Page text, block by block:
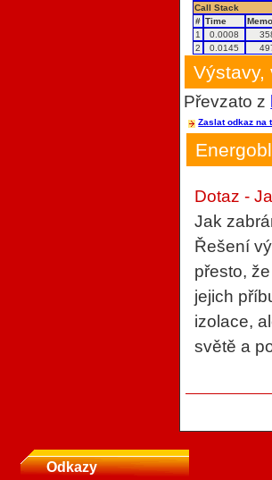
Call Stack
# Time
1
0.0008
2
0.0145
Výstavy,
Převzato z
Zaslat odkaz na
Dotaz -
Jak
Řešení
přesto,
jejich
izolace,
světě a
Odkazy